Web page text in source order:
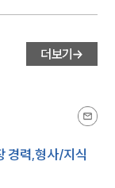
더보기
경력,형사/지식